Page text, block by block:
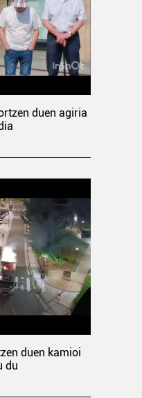
duen agiria
duen kamioi
du